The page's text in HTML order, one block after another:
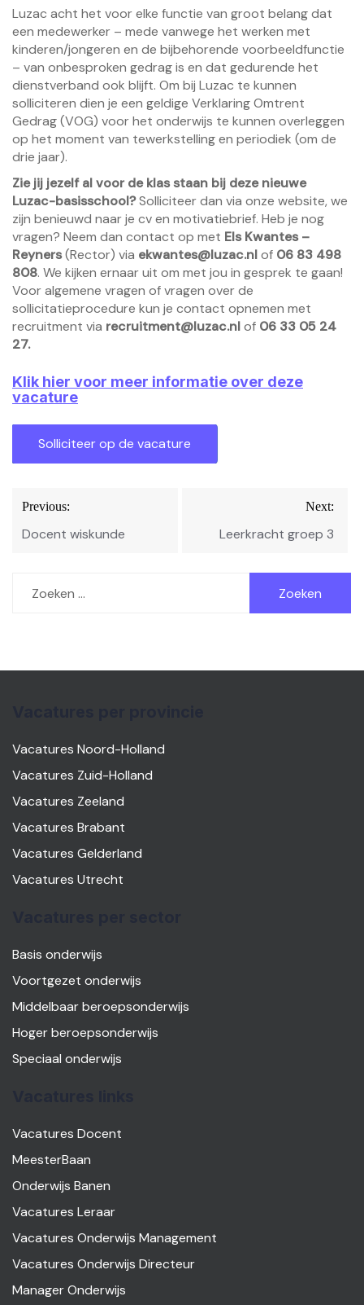
Luzac acht het voor elke functie van groot belang dat
een medewerker – mede vanwege het werken met
kinderen/jongeren en de bijbehorende voorbeeldfunctie
– van onbesproken gedrag is en dat gedurende het
dienstverband ook blijft. Om bij Luzac te kunnen
solliciteren dien je een geldige Verklaring Omtrent
Gedrag (VOG) voor het onderwijs te kunnen overleggen
op het moment van tewerkstelling en periodiek (om de
drie jaar).
Zie jij jezelf al voor de klas staan bij deze nieuwe
Luzac-basisschool?Solliciteer dan via onze website, we
zijn benieuwd naar je cv en motivatiebrief. Heb je nog
vragen? Neem dan contact op met Els Kwantes –
Reyners(Rector) via ekwantes@luzac.nlof 06 83 498
808. We kijken ernaar uit om met jou in gesprek te gaan!
Voor algemene vragen of vragen over de
sollicitatieprocedure kun je contact opnemen met
recruitment via recruitment@luzac.nlof 06 33 05 24
27.
Klik hier voor meer informatie over deze
vacature
Bericht
navigatie
Previous:
Docent wiskunde
Next:
Leerkracht groep 3
naar:
Vacatures Noord-Holland
Vacatures Zuid-Holland
Vacatures Zeeland
Vacatures Brabant
Vacatures Gelderland
Vacatures Utrecht
Basis onderwijs
Voortgezet onderwijs
Middelbaar beroepsonderwijs
Hoger beroepsonderwijs
Speciaal onderwijs
Vacatures Docent
MeesterBaan
Onderwijs Banen
Vacatures Leraar
Vacatures Onderwijs Management
Vacatures Onderwijs Directeur
Manager Onderwijs